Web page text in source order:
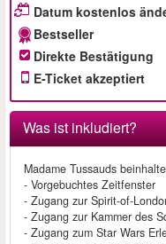
Datum kostenlos
Bestseller
Direkte Bestätigung
E-Ticket akzeptiert
Was ist inkludiert?
Madame Tussauds
- Vorgebuchtes Zeitfenster
- Zugang zur Spirit-of-
- Zugang zur Kammer des
- Zugang zum Star Wars